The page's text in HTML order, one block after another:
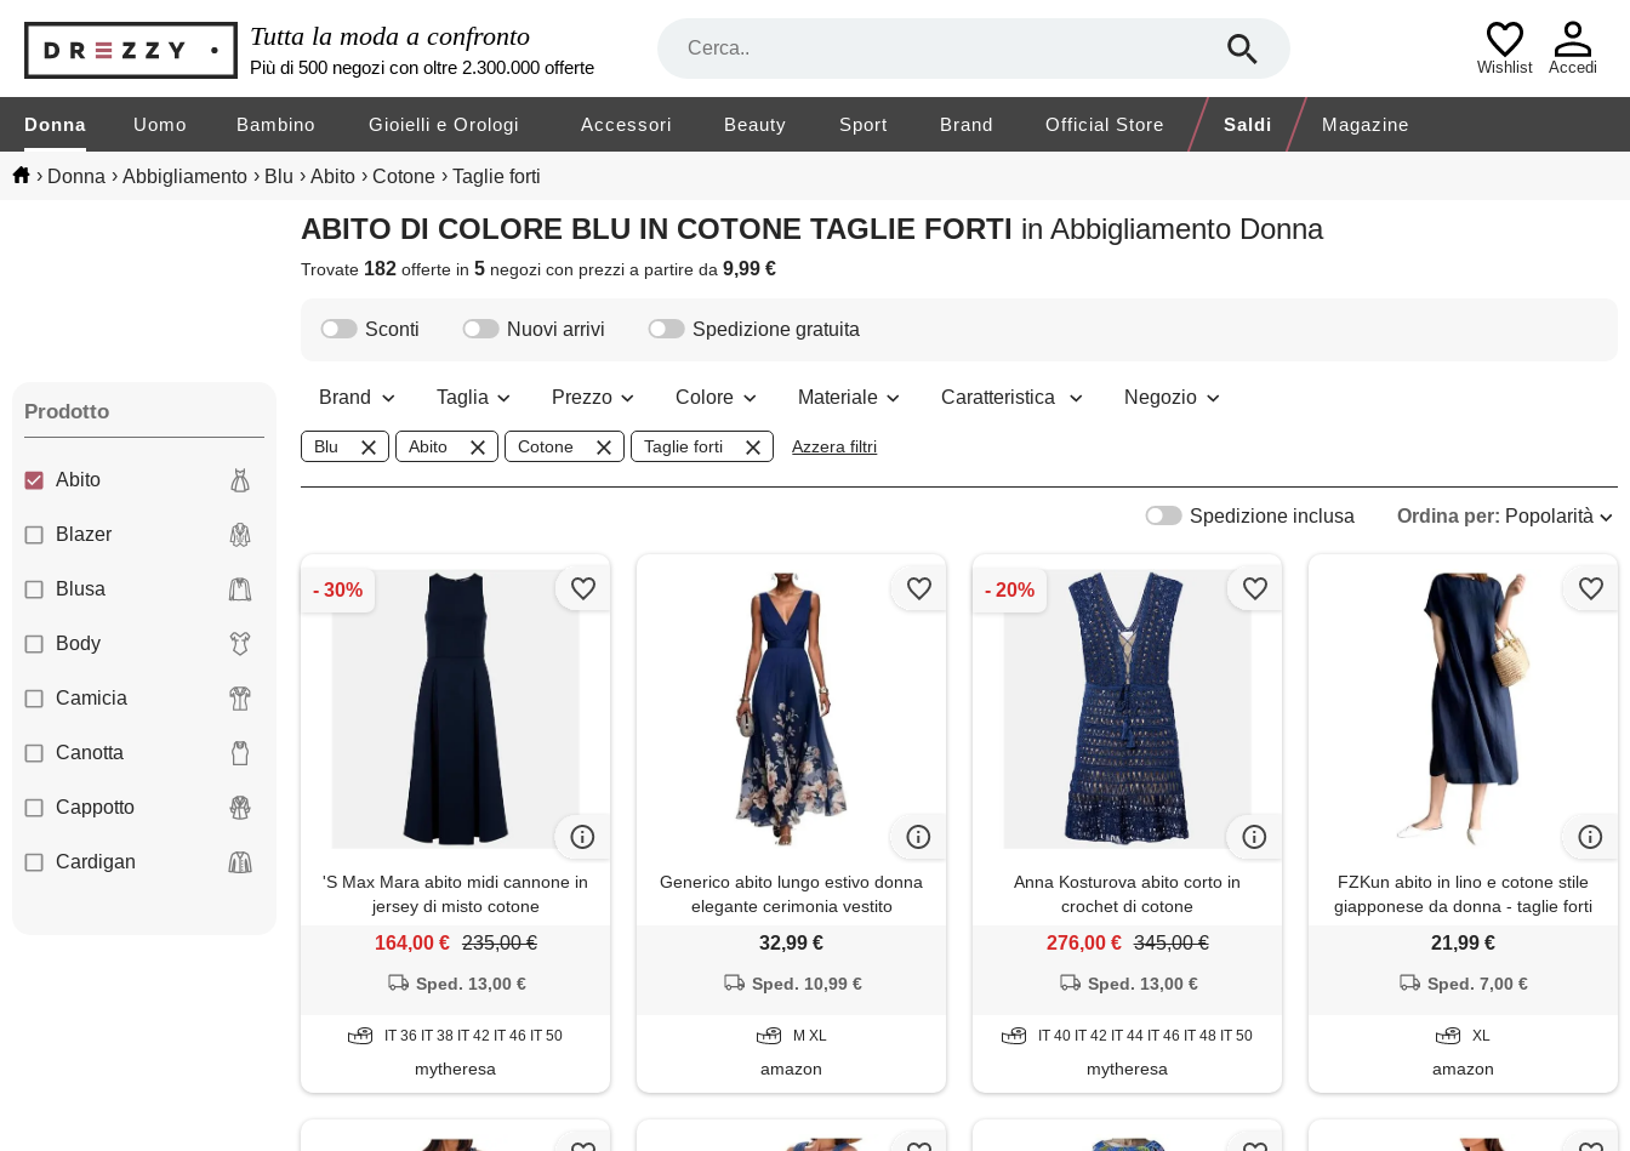
Tutta la moda a confronto
Più di 500 negozi con oltre 2.300.000 offerte Wishlist Accedi
Donna Uomo Bambino Gioielli e Orologi Accessori Beauty Sport Brand Official Store Saldi Magazine
› Donna › Abbigliamento › Blu › Abito › Cotone › Taglie forti
ABITO DI COLORE BLU IN COTONE TAGLIE FORTI in Abbigliamento Donna
Trovate 182 offerte in5 negozicon prezzi a partire da9,99 €
Prodotto
Abito
Blazer
Blusa
Body
Camicia
Canotta
Cappotto
Cardigan
Sconti Nuovi arrivi Spedizione gratuita
Brand Taglia Prezzo Colore Materiale Caratteristica Negozio
Blu Abito Cotone Taglie forti Azzera filtri
Ordina per: Popolarità
Spedizione inclusa
'S Max Mara abito midi cannone in
jersey di misto cotone
164,00 € 235,00 €
Sped. 13,00 €
IT 36 IT 38 IT 42 IT 46 IT 50
mytheresa
Generico abito lungo estivo donna
elegante cerimonia vestito
matrimonio invitata primavera boho
chic chiffon scollo a v sexy maxi
taglie forti curvy lino cotone casual
(a09, m)
32,99 €
Sped. 10,99 €
M XL
amazon
Anna Kosturova abito corto in
crochet di cotone
276,00 € 345,00 €
Sped. 13,00 €
IT 40 IT 42 IT 44 IT 46 IT 48 IT 50
mytheresa
FZKun abito in lino e cotone stile
giapponese da donna - taglie forti
colore solido girocollo maniche
lunghe abito estivo casual con
tasche vestibilità ampia vestiti midi
21,99 €
Sped. 7,00 €
XL
amazon